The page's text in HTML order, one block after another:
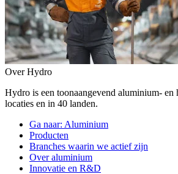
Over Hydro
Hydro is een toonaangevend aluminium- en
locaties en in 40 landen.
Ga naar: Aluminium
Producten
Branches waarin we actief zijn
Over aluminium
Innovatie en R&D